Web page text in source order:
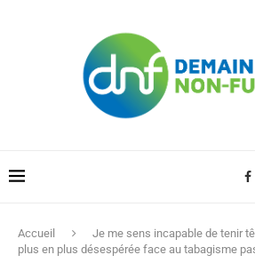
Accueil
Je me sens incapable de tenir
plus en plus désespérée face au tabagisme